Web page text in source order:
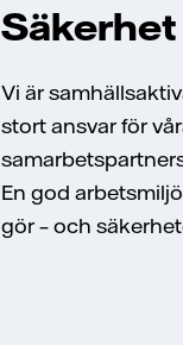
Vi är
stort ansvar för
En god
gör – och